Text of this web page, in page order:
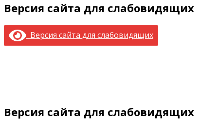
Версия сайта для слабовидящих
Версия сайта для слабовидящих
Версия сайта для слабовидящих